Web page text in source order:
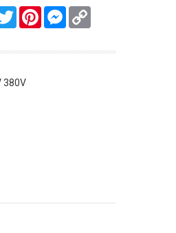
TwitterPinterestMessenger
380V